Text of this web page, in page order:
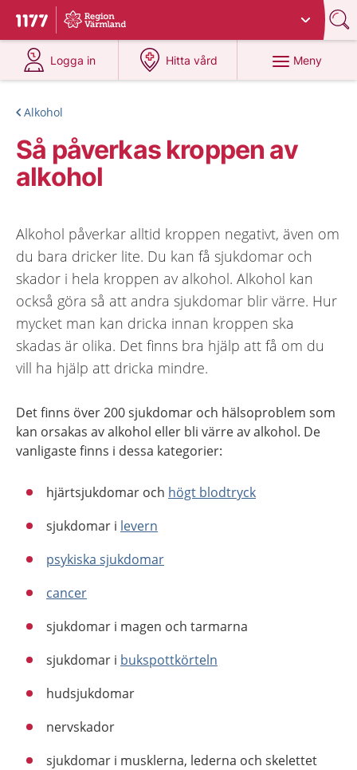
Till startsidan för 1177
Du har valt region
Logga in
på 1177.se
Hitta vård
på 1177.se
Meny
Alkohol
Så påverkas kroppen av
alkohol
Alkohol påverkar alltid kroppen negativt, även om
du bara dricker lite. Du kan få sjukdomar och
skador i hela kroppen av alkohol. Alkohol kan
också göra så att andra sjukdomar blir värre. Hur
mycket man kan dricka innan kroppen ska
skadas är olika. Det finns bra hjälp att få om du
vill ha hjälp att dricka mindre.
Det finns över 200 sjukdomar och hälsoproblem som
kan orsakas av alkohol eller bli värre av alkohol. De
vanligaste finns i dessa kategorier:
hjärtsjukdomar och högt blodtryck
sjukdomar i levern
psykiska sjukdomar
cancer
sjukdomar i magen och tarmarna
sjukdomar i bukspottkörteln
hudsjukdomar
nervskador
sjukdomar i musklerna, lederna och skelettet